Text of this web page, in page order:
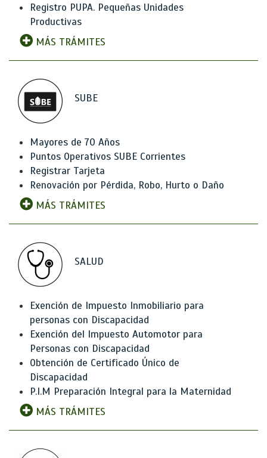
Registro PUPA. Pequeñas Unidades
Productivas
MÁS TRÁMITES
SUBE
Mayores de 70 Años
Puntos Operativos SUBE Corrientes
Registrar Tarjeta
Renovación por Pérdida, Robo, Hurto o Daño
MÁS TRÁMITES
SALUD
Exención de Impuesto Inmobiliario para
personas con Discapacidad
Exención del Impuesto Automotor para
Personas con Discapacidad
Obtención de Certificado Único de
Discapacidad
P.I.M Preparación Integral para la Maternidad
MÁS TRÁMITES